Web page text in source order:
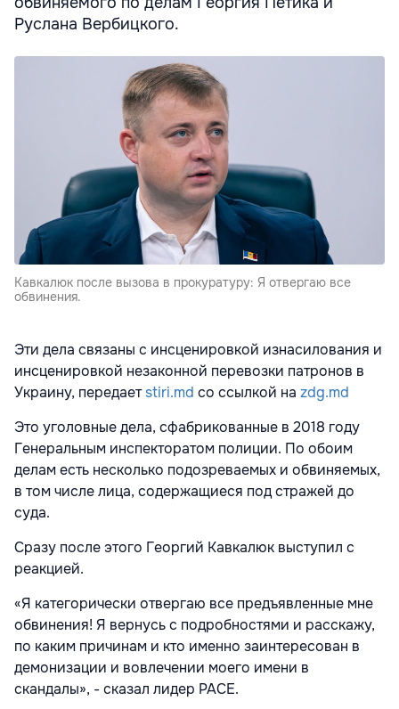
Руслана Вербицкого.
Кавкалюк после вызова в прокуратуру: Я отвергаю все
обвинения.
Эти дела связаны с инсценировкой изнасилования и
инсценировкой незаконной перевозки патронов в
Украину, передаетstiri.md со ссылкой на zdg.md
Это уголовные дела, сфабрикованные в 2018 году
Генеральным инспекторатом полиции. По обоим
делам есть несколько подозреваемых и обвиняемых,
в том числе лица, содержащиеся под стражей до
суда.
Сразу после этого Георгий Кавкалюк выступил с
реакцией.
«Я категорически отвергаю все предъявленные мне
обвинения! Я вернусь с подробностями и расскажу,
по каким причинам и кто именно заинтересован в
демонизации и вовлечении моего имени в
скандалы», - сказал лидер PACE.